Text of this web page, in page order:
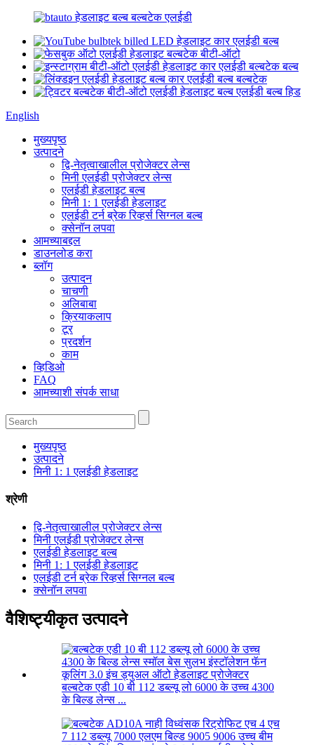
English
मुख्यपृष्ठ
उत्पादने
द्वि-नेतृत्वाखालील प्रोजेक्टर लेन्स
मिनी एलईडी प्रोजेक्टर लेन्स
एलईडी हेडलाइट बल्ब
मिनी 1: 1 एलईडी हेडलाइट
एलईडी टर्न ब्रेक रिव्हर्स सिग्नल बल्ब
क्सेनॉन लपवा
आमच्याबद्दल
डाउनलोड करा
ब्लॉग
उत्पादन
चाचणी
अलिबाबा
क्रियाकलाप
टूर
प्रदर्शन
काम
व्हिडिओ
FAQ
आमच्याशी संपर्क साधा
मुख्यपृष्ठ
उत्पादने
मिनी 1: 1 एलईडी हेडलाइट
श्रेणी
द्वि-नेतृत्वाखालील प्रोजेक्टर लेन्स
मिनी एलईडी प्रोजेक्टर लेन्स
एलईडी हेडलाइट बल्ब
मिनी 1: 1 एलईडी हेडलाइट
एलईडी टर्न ब्रेक रिव्हर्स सिग्नल बल्ब
क्सेनॉन लपवा
वैशिष्ट्यीकृत उत्पादने
बल्बटेक एडी 10 बी 112 डब्ल्यू लो 6000 के उच्च 4300
के बिल्ड लेन्स ...